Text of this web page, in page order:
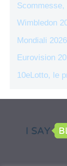
Scommesse,
Wimbledon
Mondiali
Eurovision
10eLotto, le